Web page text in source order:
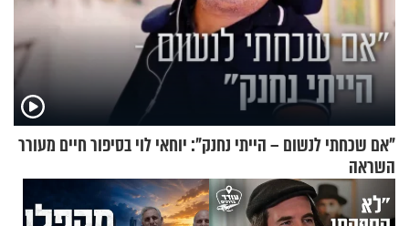
"אם שכחתי לנשום – הייתי נחנק": יוחאי לוי בסיפור חיים מעורר
השראה